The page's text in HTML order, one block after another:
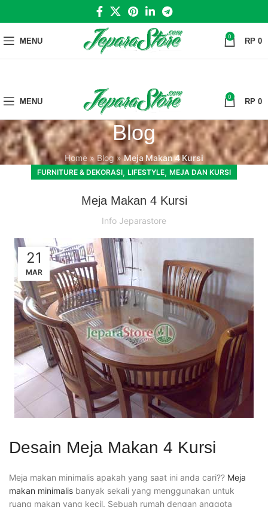
MENU 0 RP 0
MENU 0 RP 0
Blog
Home»Blog»Meja Makan 4 Kursi
FURNITURE & DEKORASI, LIFESTYLE, MEJA DAN KURSI
Meja Makan 4 Kursi
Info Jeparastore
21
MAR
Desain Meja Makan 4 Kursi
Meja makan minimalis apakah yang saat ini anda cari?? Meja
makan minimalis banyak sekali yang menggunakan untuk
ruang makan yang kecil. Sebuah rumah dengan anggota